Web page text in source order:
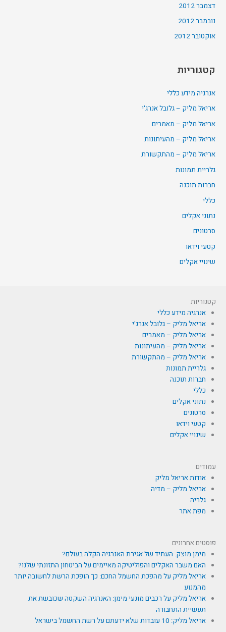
דצמבר 2012
נובמבר 2012
אוקטובר 2012
קטגוריות
אנרגיה מידע כללי
אריאל מליק – גלובל אנרג'י
אריאל מליק – מאמרים
אריאל מליק – מהעיתונות
אריאל מליק – מהתקשורת
גלריית תמונות
חברות תוכנה
כללי
נתוני אקלים
סרטונים
קטעי וידאו
שינויי אקלים
קטגוריות
אנרגיה מידע כללי
אריאל מליק – גלובל אנרג'י
אריאל מליק – מאמרים
אריאל מליק – מהעיתונות
אריאל מליק – מהתקשורת
גלריית תמונות
חברות תוכנה
כללי
נתוני אקלים
סרטונים
קטעי וידאו
שינויי אקלים
עמודים
אודות אריאל מליק
אריאל מליק – מדיה
גלריה
מפת אתר
פוסטים אחרונים
מימן מוצק: העתיד של אגירת האנרגיה הקלה בעולם?
האם משבר האקלים והפוליטיקה מאיימים על הביטחון התזונתי שלנו?
אריאל מליק על מהפכת החשמל החכם: כך הופכת הרשת לחשובה יותר
מהמנוע
אריאל מליק על רכבים מונעי מימן: האנרגיה השקטה שכובשת את
תעשיית התחבורה
אריאל מליק: 10 עובדות שלא ידעתם על רשת החשמל בישראל